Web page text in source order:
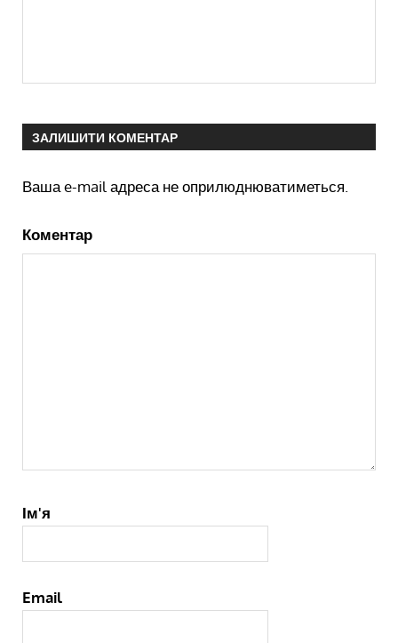
ЗАЛИШИТИ КОМЕНТАР
Ваша e-mail адреса не оприлюднюватиметься.
Коментар
Ім'я
Email